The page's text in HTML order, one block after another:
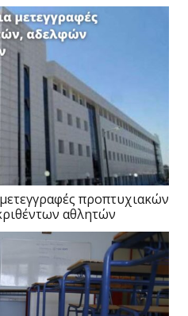
προπτυχιακών
αθλητών